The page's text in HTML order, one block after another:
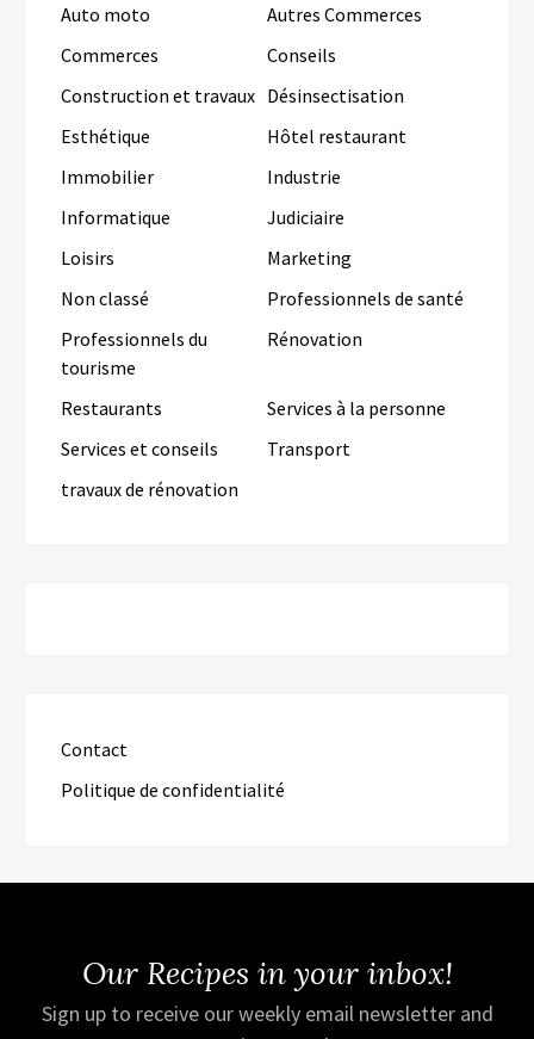
Auto moto
Autres Commerces
Commerces
Conseils
Construction et travaux Désinsectisation
Esthétique
Hôtel restaurant
Immobilier
Industrie
Informatique
Judiciaire
Loisirs
Marketing
Non classé
Professionnels de santé
Professionnels du
tourisme
Rénovation
Restaurants
Services à la personne
Services et conseils
Transport
travaux de rénovation
Contact
Politique de confidentialité
Our Recipes in your inbox!
Sign up to receive our weekly email newsletter and